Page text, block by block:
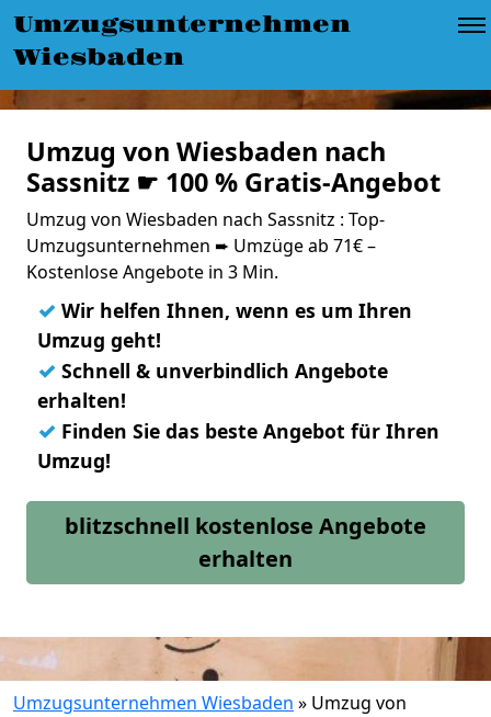
Umzugsunternehmen
Wiesbaden
Umzug von Wiesbaden nach
Sassnitz ☛ 100 % Gratis-Angebot
Umzug von Wiesbaden nach Sassnitz : Top-
Umzugsunternehmen ➨ Umzüge ab 71€ –
Kostenlose Angebote in 3 Min.
✓ Wir helfen Ihnen, wenn es um Ihren
Umzug geht!
✓ Schnell & unverbindlich Angebote
erhalten!
✓ Finden Sie das beste Angebot für Ihren
Umzug!
blitzschnell kostenlose Angebote
erhalten
Umzugsunternehmen Wiesbaden » Umzug von